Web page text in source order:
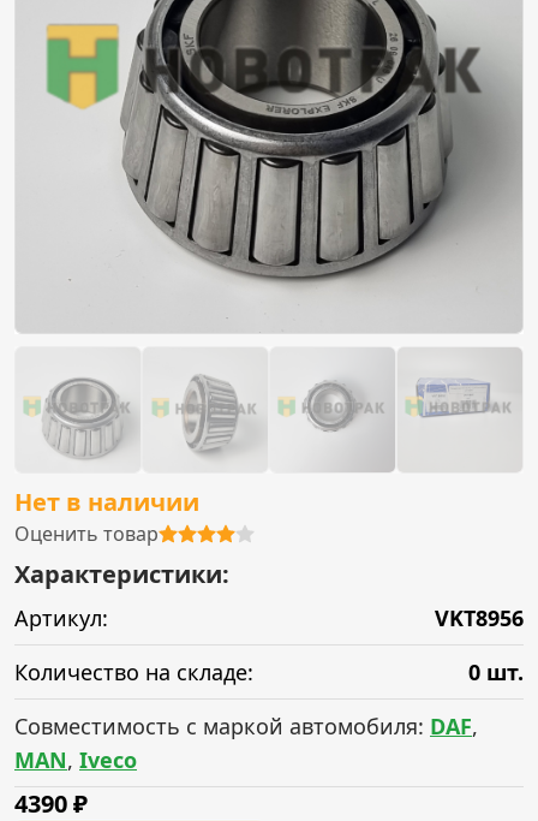
Нет в наличии
Оценить товар
Характеристики:
Артикул:
VKT8956
Количество на складе:
0 шт.
Совместимость с маркой автомобиля: DAF,
MAN, Iveco
4390₽